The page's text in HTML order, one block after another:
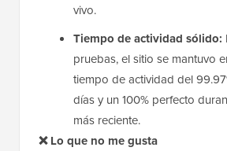
vivo.
Tiempo de actividad sólido:
pruebas, el sitio se mantuvo
tiempo de actividad del
días y un 100% perfecto
más reciente.
❌ Lo que no me gusta